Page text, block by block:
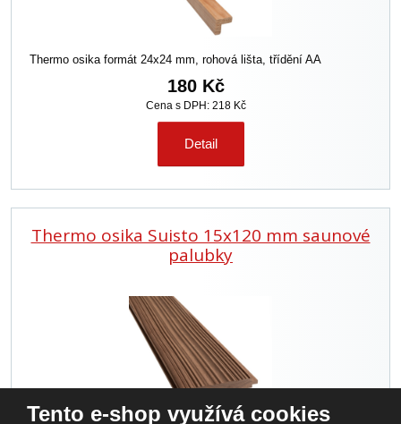
Tento e-shop využívá cookies
Thermo osika formát 24x24 mm, rohová lišta, třídění AA
180 Kč
Cena s DPH: 218 Kč
Detail
Thermo osika Suisto 15x120 mm saunové
palubky